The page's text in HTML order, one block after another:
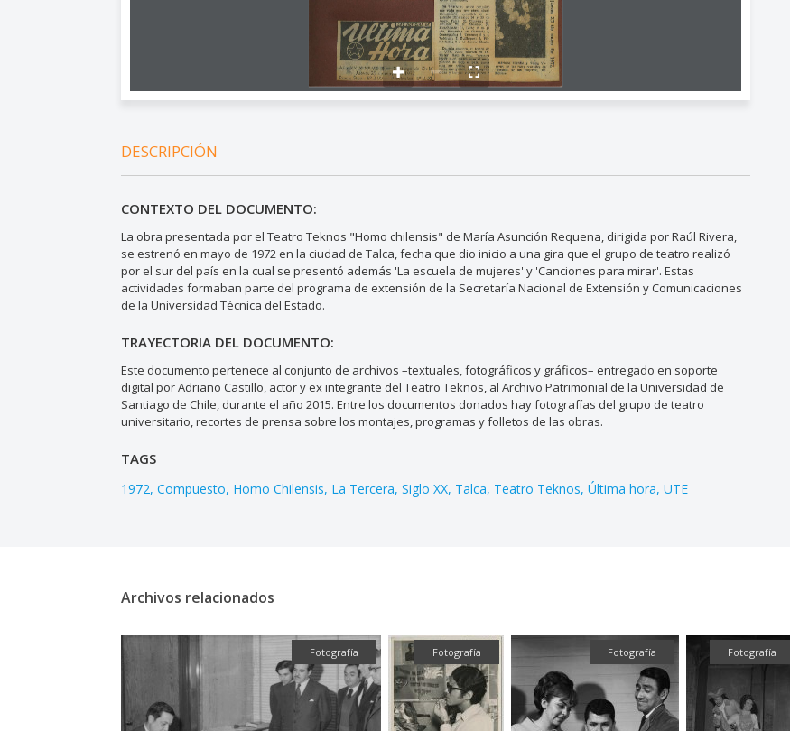
DESCRIPCIÓN
CONTEXTO DEL DOCUMENTO:
La obra presentada por el Teatro Teknos "Homo chilensis" de María Asunción Requena, dirigida por Raúl Rivera,
se estrenó en mayo de 1972 en la ciudad de Talca, fecha que dio inicio a una gira que el grupo de teatro realizó
por el sur del país en la cual se presentó además 'La escuela de mujeres' y 'Canciones para mirar'. Estas
actividades formaban parte del programa de extensión de la Secretaría Nacional de Extensión y Comunicaciones
de la Universidad Técnica del Estado.
TRAYECTORIA DEL DOCUMENTO:
Este documento pertenece al conjunto de archivos –textuales, fotográficos y gráficos– entregado en soporte
digital por Adriano Castillo, actor y ex integrante del Teatro Teknos, al Archivo Patrimonial de la Universidad de
Santiago de Chile, durante el año 2015. Entre los documentos donados hay fotografías del grupo de teatro
universitario, recortes de prensa sobre los montajes, programas y folletos de las obras.
TAGS
1972 Compuesto Homo Chilensis La Tercera Siglo XX Talca Teatro Teknos Última hora UTE
Archivos relacionados
Fotografía Fotografía Fotografía Fotografía